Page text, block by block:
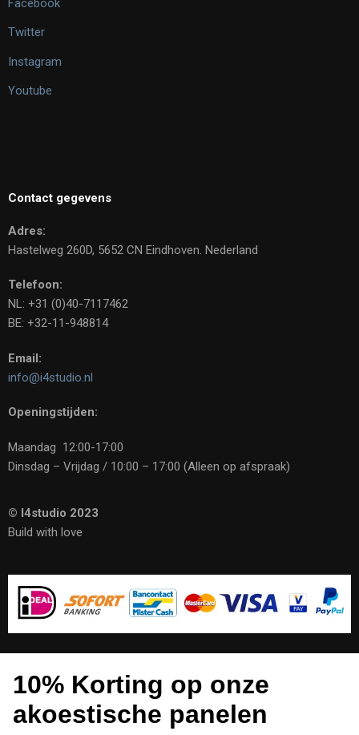
Facebook
Twitter
Instagram
Youtube
Contact gegevens
Adres:
Hastelweg 260D, 5652 CN Eindhoven. Nederland
Telefoon:
NL: +31 (0)40-7117462
BE: +32-11-948814
Email:
info@i4studio.nl
Openingstijden:
Maandag 12:00-17:00
Dinsdag – Vrijdag / 10:00 – 17:00 (Alleen op afspraak)
© I4studio 2023
Build with love
10% Korting op onze
akoestische panelen